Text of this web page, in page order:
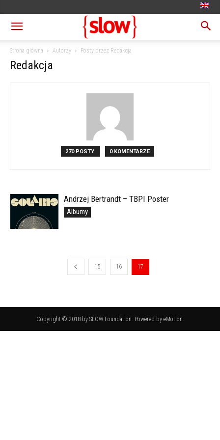
Strona główna Autorzy Posty przez Redakcja
Redakcja
270 POSTY 0 KOMENTARZE
Andrzej Bertrandt – TBPI Poster
Albumy
15 16 17
Copyright © 2018 by SLOW Foundation. Powered by eMotion.